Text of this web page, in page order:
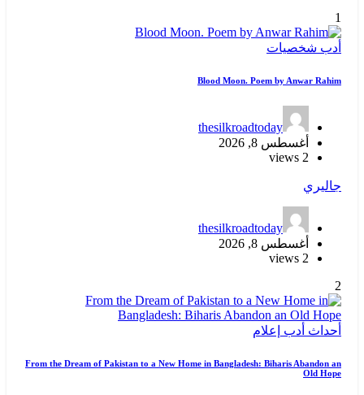
1
أدب شخصيات
Blood Moon. Poem by Anwar Rahim
thesilkroadtoday
أغسطس 8, 2026
2 views
جاليري
thesilkroadtoday
أغسطس 8, 2026
2 views
2
أحداث أدب إعلام
From the Dream of Pakistan to a New Home in Bangladesh: Biharis Abandon an
Old Hope